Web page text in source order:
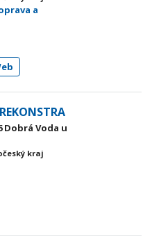
a
Dobrá Voda u
kraj